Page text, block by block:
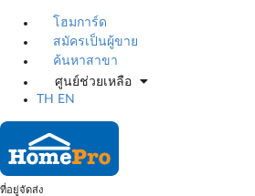
โฮมการ์ด
สมัครเป็นผู้ขาย
ค้นหาสาขา
ศูนย์ช่วยเหลือ
TH
EN
ที่อยู่จัดส่ง